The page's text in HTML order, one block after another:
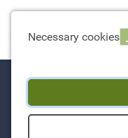
Necessary cookies